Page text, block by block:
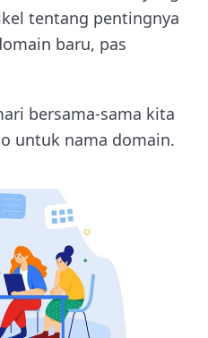
tentang pentingnya
baru, pas
bersama-sama kita
untuk nama domain.